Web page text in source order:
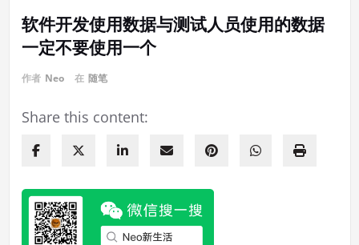
软件开发使用数据与测试人员使用的数据
一定不要使用一个
作者 Neo 在 随笔
Share this content: